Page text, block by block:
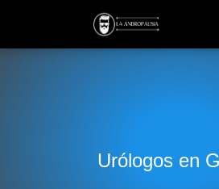
Urólogos en